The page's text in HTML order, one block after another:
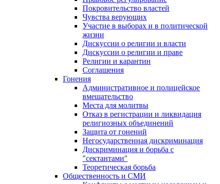
Покровительство властей
Чувства верующих
Участие в выборах и в политической
жизни
Дискуссии о религии и власти
Дискуссии о религии и праве
Религии и карантин
Соглашения
Гонения
Административное и полицейское
вмешательство
Места для молитвы
Отказ в регистрации и ликвидация
религиозных объединений
Защита от гонений
Негосударственная дискриминация
Дискриминация и борьба с
"сектантами"
Теоретическая борьба
Общественность и СМИ